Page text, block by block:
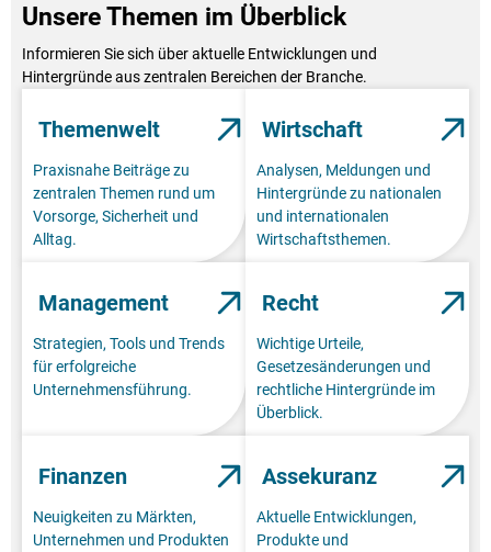
Unsere Themen im Überblick
Informieren Sie sich über aktuelle Entwicklungen und
Hintergründe aus zentralen Bereichen der Branche.
Themenwelt
Praxisnahe Beiträge zu
zentralen Themen rund um
Vorsorge, Sicherheit und
Alltag.
Wirtschaft
Analysen, Meldungen und
Hintergründe zu nationalen
und internationalen
Wirtschaftsthemen.
Management
Strategien, Tools und Trends
für erfolgreiche
Unternehmensführung.
Recht
Wichtige Urteile,
Gesetzesänderungen und
rechtliche Hintergründe im
Überblick.
Finanzen
Neuigkeiten zu Märkten,
Unternehmen und Produkten
Assekuranz
Aktuelle Entwicklungen,
Produkte und